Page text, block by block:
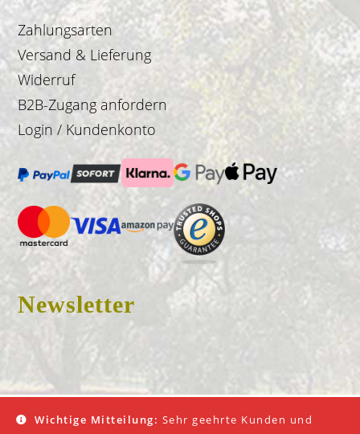
Zahlungsarten
Versand & Lieferung
Widerruf
B2B-Zugang anfordern
Login / Kundenkonto
Newsletter
© 2026 Don Fredo |Impressum|AGB|Datenschutz
Wichtige Mitteilung: Sehr geehrte Kunden und